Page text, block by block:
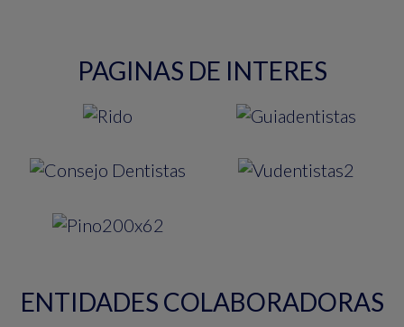
PAGINAS DE INTERES
ENTIDADES COLABORADORAS